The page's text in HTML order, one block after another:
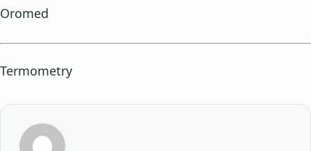
Oromed
Termometry